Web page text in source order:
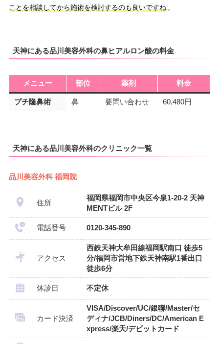
ことを相談してから施術を検討するのも良いですね。
天神にある品川美容外科の鼻ヒアルロン酸の料金
メニュー 部位 薬剤 料金
プチ隆鼻術 鼻 要問い合わせ 60,480円
天神にある品川美容外科のクリニック一覧
品川美容外科 福岡院
住所
福岡県福岡市中央区今泉1-20-2 天神
MENTビル 2F
電話番号 0120-345-890
アクセス
西鉄天神大牟田線福岡駅南口 徒歩5
分/福岡市営地下鉄天神南駅1番出口
徒歩6分
休診日 不定休
カード決済
VISA/Discover/UC/銀聯/Master/セ
ディナ/JCB/Diners/DC/American E
xpress/楽天/デビットカード